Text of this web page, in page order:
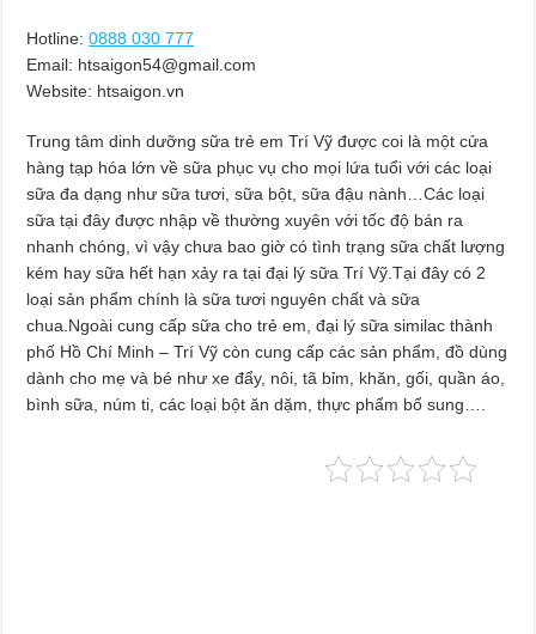
Hotline: 0888 030 777
Email: htsaigon54@gmail.com
Website: htsaigon.vn
Trung tâm dinh dưỡng sữa trẻ em Trí Vỹ được coi là một cửa
hàng tạp hóa lớn về sữa phục vụ cho mọi lứa tuổi với các loại
sữa đa dạng như sữa tươi, sữa bột, sữa đậu nành…Các loại
sữa tại đây được nhập về thường xuyên với tốc độ bán ra
nhanh chóng, vì vậy chưa bao giờ có tình trạng sữa chất lượng
kém hay sữa hết hạn xảy ra tại đại lý sữa Trí Vỹ.Tại đây có 2
loại sản phẩm chính là sữa tươi nguyên chất và sữa
chua.Ngoài cung cấp sữa cho trẻ em, đại lý sữa similac thành
phố Hồ Chí Minh – Trí Vỹ còn cung cấp các sản phẩm, đồ dùng
dành cho mẹ và bé như xe đẩy, nôi, tã bỉm, khăn, gối, quần áo,
bình sữa, núm ti, các loại bột ăn dặm, thực phẩm bổ sung….